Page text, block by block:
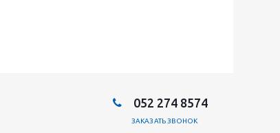
052 274 8574
ЗАКАЗАТЬ ЗВОНОК